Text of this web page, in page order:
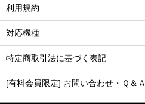
利用規約
対応機種
特定商取引法に基づく表記
[有料会員限定] お問い合わせ・Ｑ＆Ａ